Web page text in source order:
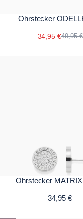
Ohrstecker
34,95 €49,95 €
Ohrstecker
34,95 €